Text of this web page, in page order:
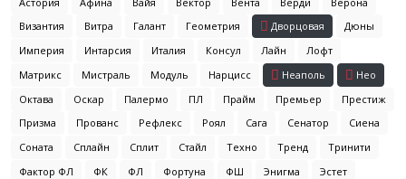
Византия
Витра Галант Геометрия Дворцовая
Дюны
Империя
Интарсия Италия Консул Лайн
Лофт
Матрикс
Мистраль Модуль Нарцисс Неаполь
Нео
Октава
Оскар Палермо ПЛ Прайм Премьер
Престиж
Призма
Прованс Рефлекс Роял Сага Сенатор
Сиена
Соната
Сплайн Сплит Стайл Техно Тренд
Тринити
Фактор ФЛ
ФК ФЛ Фортуна ФШ Энигма Эстет